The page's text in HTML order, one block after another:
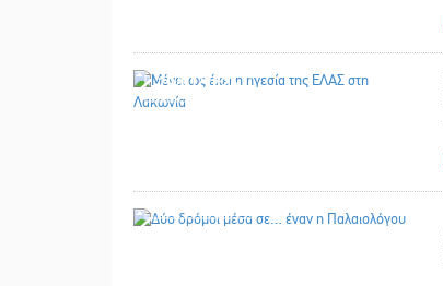
29/01/2026